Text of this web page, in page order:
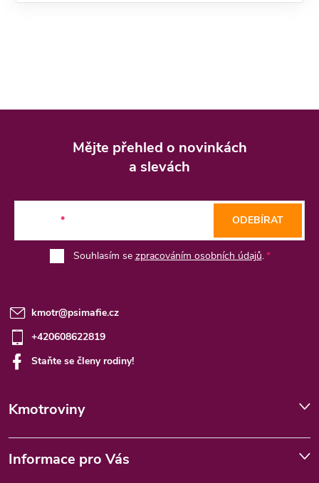
Mějte přehled o novinkách
a slevách
Souhlasím se zpracováním osobních údajů.
ODEBÍRAT
kmotr@psimafie.cz
+420608622819
Staňte se členy rodiny!
Kmotroviny
Informace pro Vás